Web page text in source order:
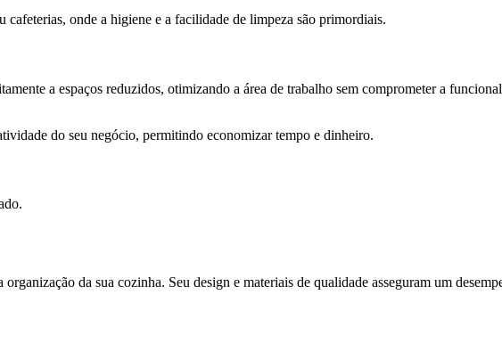
cafeterias, onde a higiene e a facilidade de limpeza são primordiais.
a espaços reduzidos, otimizando a área de trabalho sem comprometer a
do seu negócio, permitindo economizar tempo e dinheiro.
da sua cozinha. Seu design e materiais de qualidade asseguram um